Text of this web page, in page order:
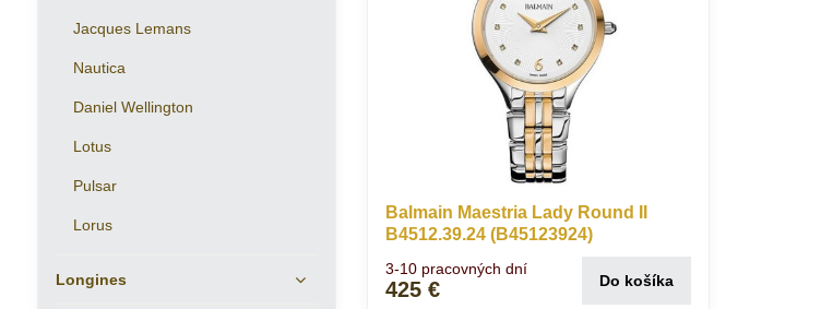
Balmain Maestria Lady Round II
B4512.39.24 (B45123924)
3-10 pracovných dní
425 € Do košíka
Jacques Lemans
Nautica
Daniel Wellington
Lotus
Pulsar
Lorus
Longines